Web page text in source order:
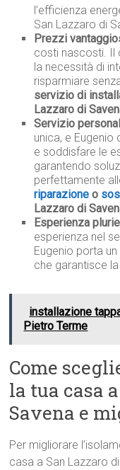
l’efficienza
San Lazzaro di
Prezzi
costi nascosti. Il
la necessità di
risparmiare
servizio di
Lazzaro di
Servizio
unica, e
e soddisfare le
garantendo
perfettamente
riparazione o
Lazzaro di
Esperienza
esperienza nel
Eugenio porta
che garantisce
installazione
Pietro Terme
Come
la tua casa
Savena e
Per migliorare
casa a San Lazzaro